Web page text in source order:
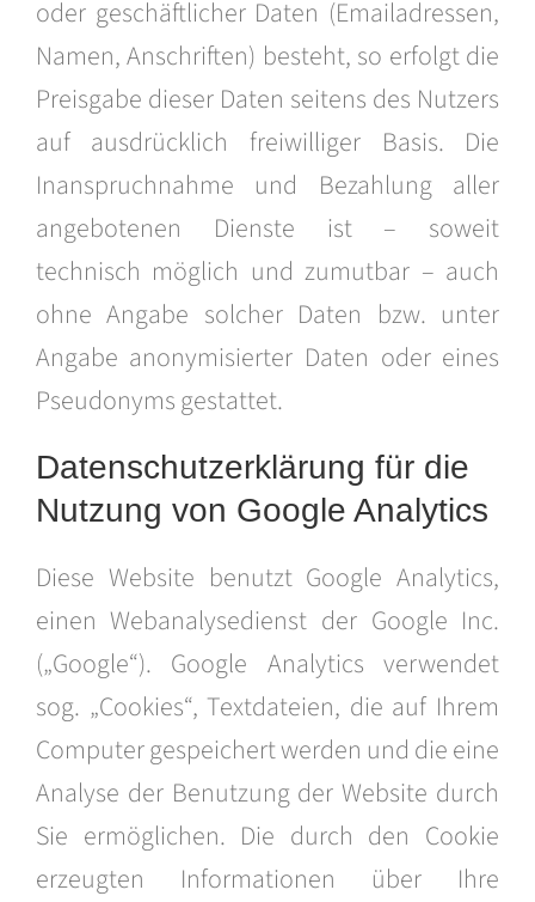
oder geschäftlicher Daten (Emailadressen,
Namen, Anschriften) besteht, so erfolgt die
Preisgabe dieser Daten seitens des Nutzers
auf ausdrücklich freiwilliger Basis. Die
Inanspruchnahme und Bezahlung aller
angebotenen Dienste ist – soweit
technisch möglich und zumutbar – auch
ohne Angabe solcher Daten bzw. unter
Angabe anonymisierter Daten oder eines
Pseudonyms gestattet.
Datenschutzerklärung für die
Nutzung von Google Analytics
Diese Website benutzt Google Analytics,
einen Webanalysedienst der Google Inc.
(„Google“). Google Analytics verwendet
sog. „Cookies“, Textdateien, die auf Ihrem
Computer gespeichert werden und die eine
Analyse der Benutzung der Website durch
Sie ermöglichen. Die durch den Cookie
erzeugten Informationen über Ihre